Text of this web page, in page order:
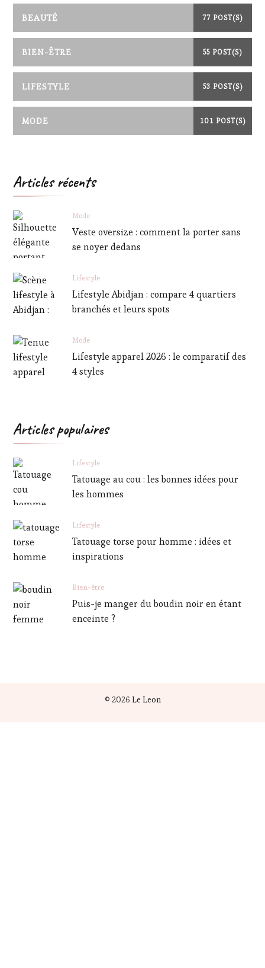
BEAUTÉ 77 POST(S)
BIEN-ÊTRE 55 POST(S)
LIFESTYLE 53 POST(S)
MODE 101 POST(S)
Articles récents
Mode
Veste oversize : comment la porter sans
se noyer dedans
Lifestyle
Lifestyle Abidjan : compare 4 quartiers
branchés et leurs spots
Mode
Lifestyle apparel 2026 : le comparatif des
4 styles
Articles populaires
Lifestyle
Tatouage au cou : les bonnes idées pour
les hommes
Lifestyle
Tatouage torse pour homme : idées et
inspirations
Bien-être
Puis-je manger du boudin noir en étant
enceinte ?
© 2026 Le Leon